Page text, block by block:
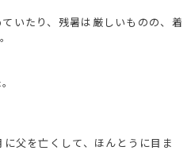
いたり、残暑は厳しいものの、着
父を亡くして、ほんとうに目ま